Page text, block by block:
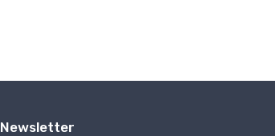
Newsletter